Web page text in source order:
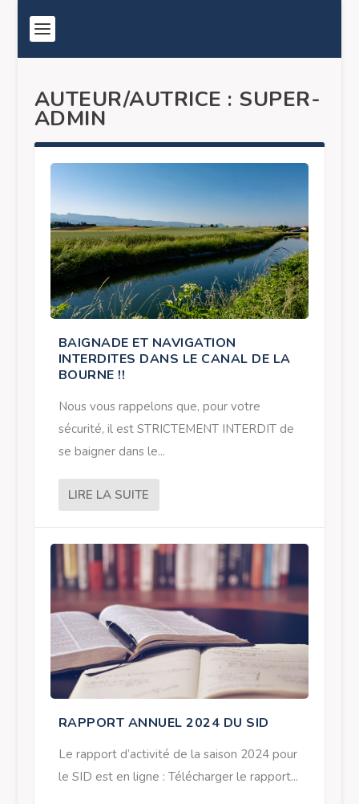
AUTEUR/AUTRICE : SUPER-
ADMIN
BAIGNADE ET NAVIGATION
INTERDITES DANS LE CANAL DE LA
BOURNE !!
Nous vous rappelons que, pour votre
sécurité, il est STRICTEMENT INTERDIT de
se baigner dans le...
LIRE LA SUITE
RAPPORT ANNUEL 2024 DU SID
Le rapport d’activité de la saison 2024 pour
le SID est en ligne : Télécharger le rapport...